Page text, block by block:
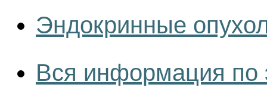
Эндокринные
Вся информация по